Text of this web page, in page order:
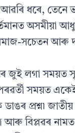
আৱৰি ধৰে, তেনে
অসমীয়া
সচেতন আৰু
লগা সময়ত
পৰৱৰ্তী সময়ত
প্ৰশ্ন৷
আৰু বিপ্লৱৰ নামত